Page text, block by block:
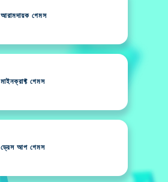
আরামদায়ক গেমস
মাইনক্রাফ্ট গেমস
ড্রেস আপ গেমস